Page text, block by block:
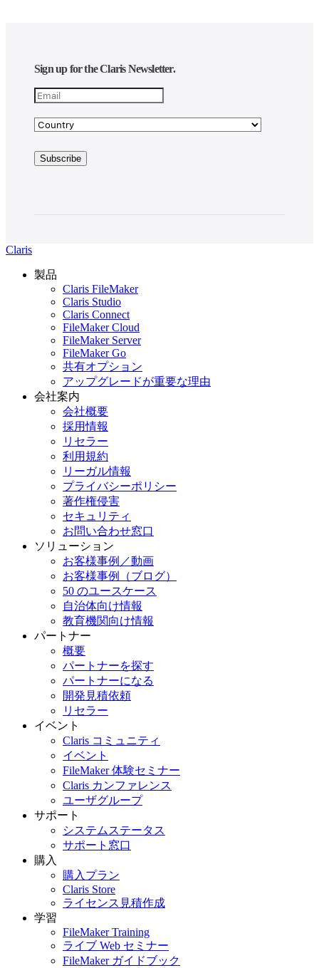
Sign up for the Claris Newsletter.
Claris
製品
Claris FileMaker
Claris Studio
Claris Connect
FileMaker Cloud
FileMaker Server
FileMaker Go
共有オプション
アップグレードが重要な理由
会社案内
会社概要
採用情報
リセラー
利用規約
リーガル情報
プライバシーポリシー
著作権侵害
セキュリティ
お問い合わせ窓口
ソリューション
お客様事例／動画
お客様事例（ブログ）
50 のユースケース
自治体向け情報
教育機関向け情報
パートナー
概要
パートナーを探す
パートナーになる
開発見積依頼
リセラー
イベント
Claris コミュニティ
イベント
FileMaker 体験セミナー
Claris カンファレンス
ユーザグループ
サポート
システムステータス
サポート窓口
購入
購入プラン
Claris Store
ライセンス見積作成
学習
FileMaker Training
ライブ Web セミナー
FileMaker ガイドブック